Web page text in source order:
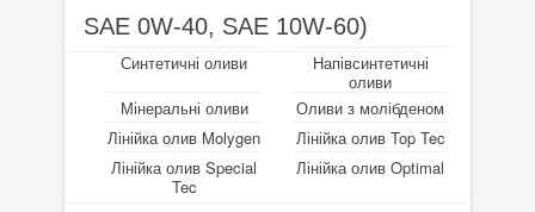
Мінеральні оливи
Оливи з молібденом
Лінійка олив Molygen
Лінійка олив Top Tec
Лінійка олив Special Tec
SAE 0W-40, SAE 10W-60)
Синтетичні оливи
Напівсинтетичні
оливи
Мінеральні оливи
Оливи з молібденом
Лінійка олив Molygen
Лінійка олив Top Tec
Лінійка олив Special
Tec
Лінійка олив Optimal